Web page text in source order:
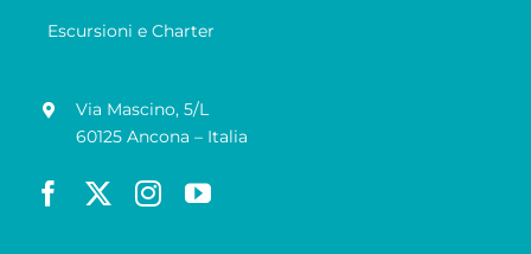
Escursioni e Charter
Via Mascino, 5/L
60125 Ancona – Italia